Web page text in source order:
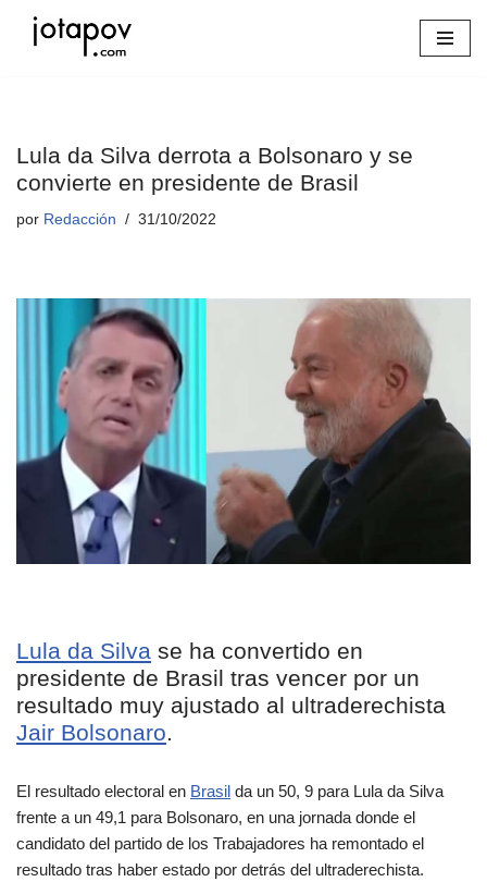
Lula da Silva derrota a Bolsonaro y se
convierte en presidente de Brasil
por Redacción 31/10/2022
Lula da Silva se ha convertido en
presidente de Brasil tras vencer por un
resultado muy ajustado al ultraderechista
Jair Bolsonaro.
El resultado electoral en Brasil da un 50, 9 para Lula da Silva
frente a un 49,1 para Bolsonaro, en una jornada donde el
candidato del partido de los Trabajadores ha remontado el
resultado tras haber estado por detrás del ultraderechista.